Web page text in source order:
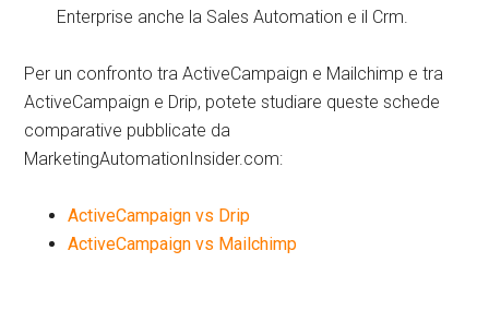
Enterprise anche la Sales Automation e il Crm.
Per un confronto tra ActiveCampaign e Mailchimp e tra
ActiveCampaign e Drip, potete studiare queste schede
comparative pubblicate da
MarketingAutomationInsider.com:
ActiveCampaign vs Drip
ActiveCampaign vs Mailchimp